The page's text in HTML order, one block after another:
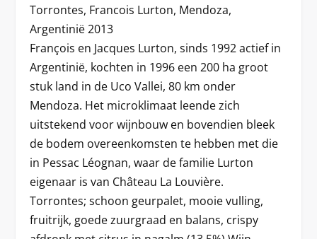
Torrontes, Francois Lurton, Mendoza,
Argentinië 2013
François en Jacques Lurton, sinds 1992 actief in
Argentinië, kochten in 1996 een 200 ha groot
stuk land in de Uco Vallei, 80 km onder
Mendoza. Het microklimaat leende zich
uitstekend voor wijnbouw en bovendien bleek
de bodem overeenkomsten te hebben met die
in Pessac Léognan, waar de familie Lurton
eigenaar is van Château La Louvière.
Torrontes; schoon geurpalet, mooie vulling,
fruitrijk, goede zuurgraad en balans, crispy